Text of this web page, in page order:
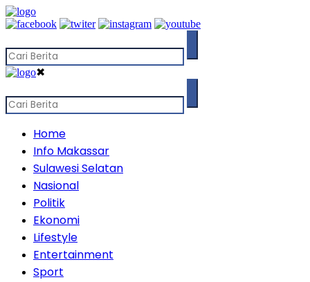
✖
Home
Info Makassar
Sulawesi Selatan
Nasional
Politik
Ekonomi
Lifestyle
Entertainment
Sport